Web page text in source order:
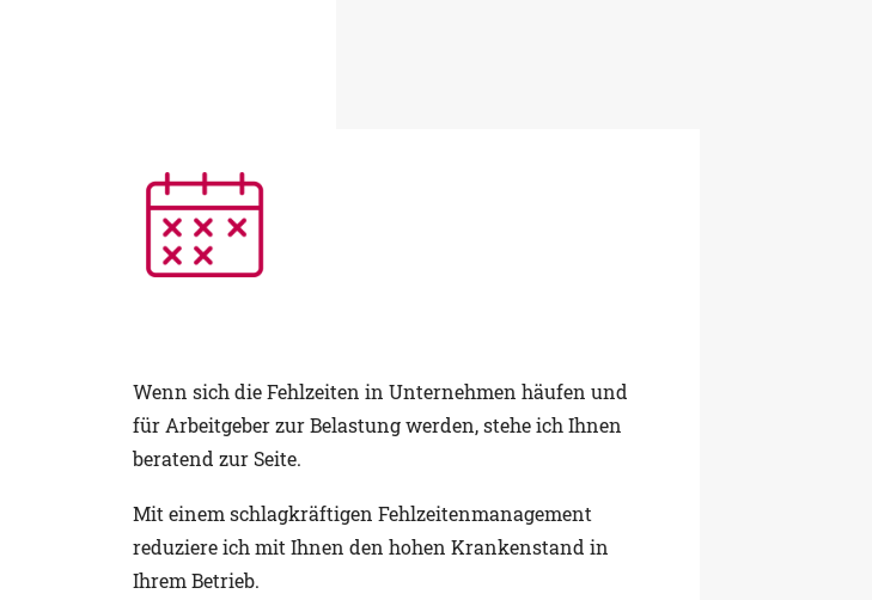
Wenn sich die Fehlzeiten in Unternehmen häufen und
für Arbeitgeber zur Belastung werden, stehe ich Ihnen
beratend zur Seite.
Mit einem schlagkräftigen Fehlzeitenmanagement
reduziere ich mit Ihnen den hohen Krankenstand in
Ihrem Betrieb.